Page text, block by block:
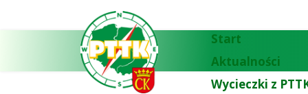
Start
Aktualności
Wycieczki z
miesiąc
miesiąc